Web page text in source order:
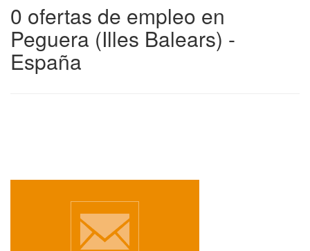
0 ofertas de empleo en
Peguera (Illes Balears) -
España